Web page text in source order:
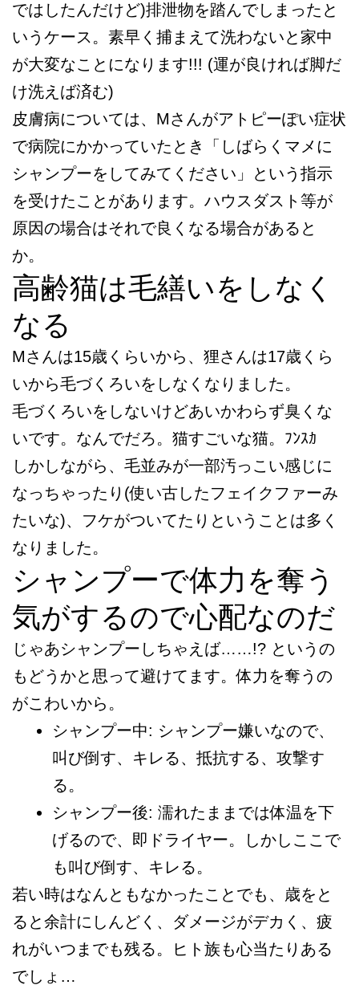
ではしたんだけど)排泄物を踏んでしまったと
いうケース。素早く捕まえて洗わないと家中
が大変なことになります!!! (運が良ければ脚だ
け洗えば済む)
皮膚病については、Mさんがアトピーぽい症状
で病院にかかっていたとき「しばらくマメに
シャンプーをしてみてください」という指示
を受けたことがあります。ハウスダスト等が
原因の場合はそれで良くなる場合があると
か。
高齢猫は毛繕いをしなく
なる
Mさんは15歳くらいから、狸さんは17歳くら
いから毛づくろいをしなくなりました。
毛づくろいをしないけどあいかわらず臭くな
いです。なんでだろ。猫すごいな猫。ﾌﾝｽｶ
しかしながら、毛並みが一部汚っこい感じに
なっちゃったり(使い古したフェイクファーみ
たいな)、フケがついてたりということは多く
なりました。
シャンプーで体力を奪う
気がするので心配なのだ
じゃあシャンプーしちゃえば……!? というの
もどうかと思って避けてます。体力を奪うの
がこわいから。
シャンプー中: シャンプー嫌いなので、
叫び倒す、キレる、抵抗する、攻撃す
る。
シャンプー後: 濡れたままでは体温を下
げるので、即ドライヤー。しかしここで
も叫び倒す、キレる。
若い時はなんともなかったことでも、歳をと
ると余計にしんどく、ダメージがデカく、疲
れがいつまでも残る。ヒト族も心当たりある
でしょ…